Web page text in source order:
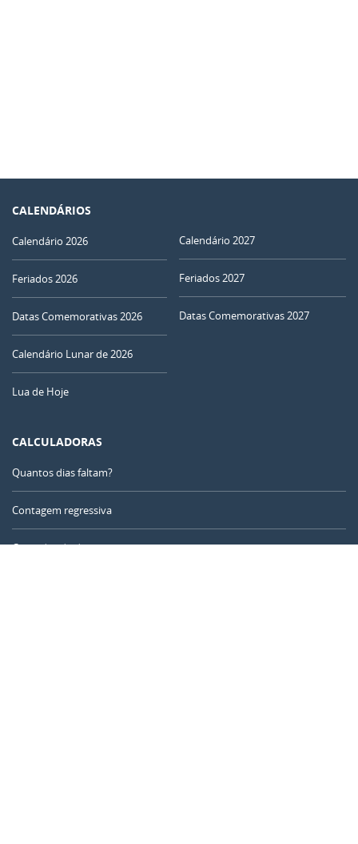
CALENDÁRIOS
Calendário 2026
Feriados 2026
Datas Comemorativas 2026
Calendário Lunar de 2026
Lua de Hoje
Calendário 2027
Feriados 2027
Datas Comemorativas 2027
CALCULADORAS
Quantos dias faltam?
Contagem regressiva
Contador de dias